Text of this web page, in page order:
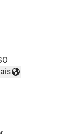
la langue